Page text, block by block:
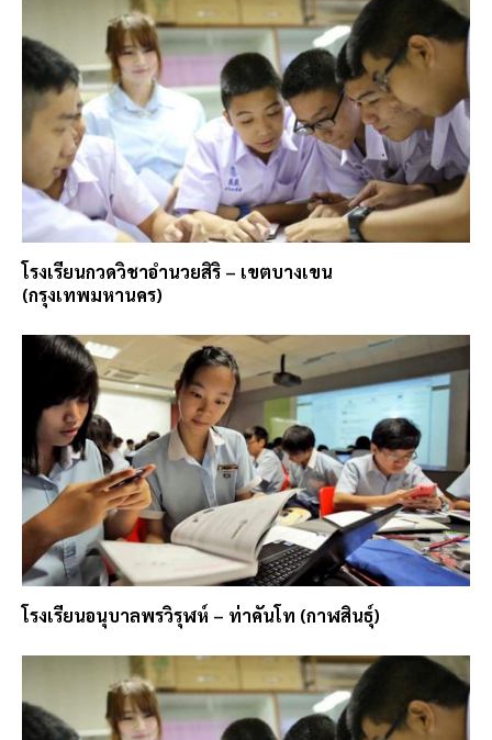
โรงเรียนกวดวิชาอำนวยสิริ – เขตบางเขน
(กรุงเทพมหานคร)
โรงเรียนอนุบาลพรวิรุฬห์ – ท่าคันโท (กาฬสินธุ์)